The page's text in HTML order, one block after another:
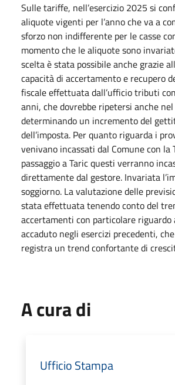
Sulle tariffe, nell’esercizio 2025 si
aliquote vigenti per l’anno che va a
sforzo non indifferente per le casse
momento che le aliquote sono
scelta è stata possibile anche grazie
capacità di accertamento e recupero
fiscale effettuata dall’ufficio tributi
anni, che dovrebbe ripetersi anche
determinando un incremento del
dell’imposta. Per quanto riguarda i
venivano incassati dal Comune con la
passaggio a Taric questi verranno
direttamente dal gestore. Invariata
soggiorno. La valutazione delle
stata effettuata tenendo conto del
accertamenti con particolare riguardo
accaduto negli esercizi precedenti,
registra un trend confortante di
A cura di
Ufficio Stampa